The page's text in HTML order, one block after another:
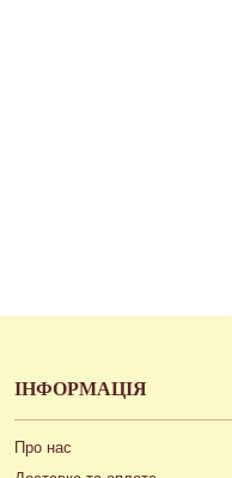
ІНФОРМАЦІЯ
Про нас